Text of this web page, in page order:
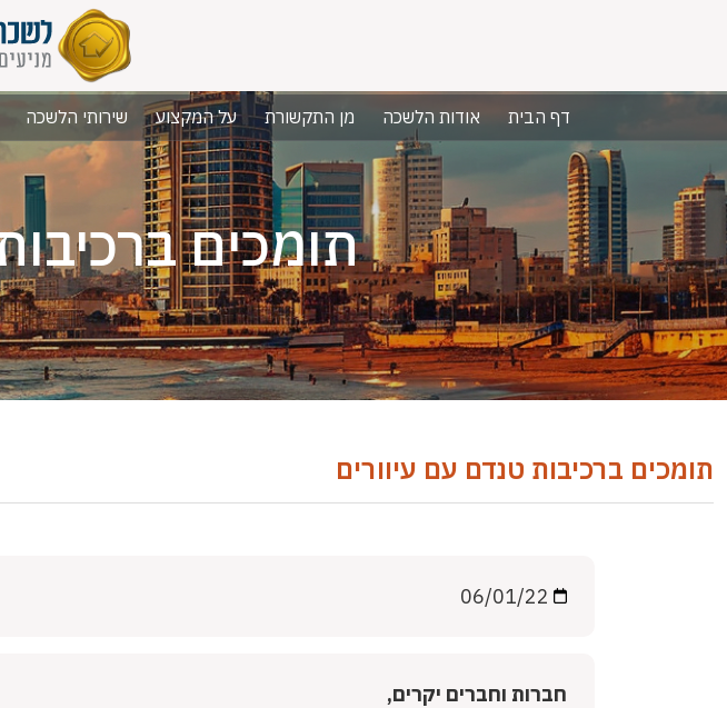
דף הבית אודות הלשכה מן התקשורת על המקצוע שירותי הלשכה
תומכים
תומכים ברכיבות טנדם עם עיוורים
חברות וחברים יקרים,